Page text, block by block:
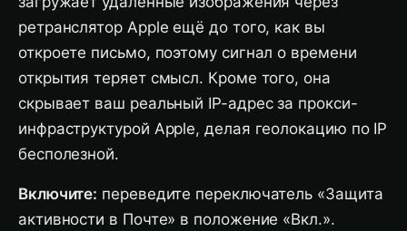
ретранслятор Apple ещё до того, как вы
откроете письмо, поэтому сигнал о времени
открытия теряет смысл. Кроме того, она
скрывает ваш реальный IP-адрес за прокси-
инфраструктурой Apple, делая геолокацию по IP
бесполезной.
Включите: переведите переключатель «Защита
активности в Почте» в положение «Вкл.».